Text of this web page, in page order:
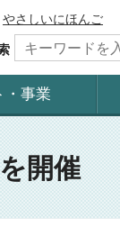
やさしいにほんご
・事業
開催